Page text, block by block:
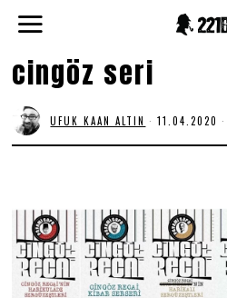
cingöz seri
UFUK KAAN ALTIN 11.04.2020